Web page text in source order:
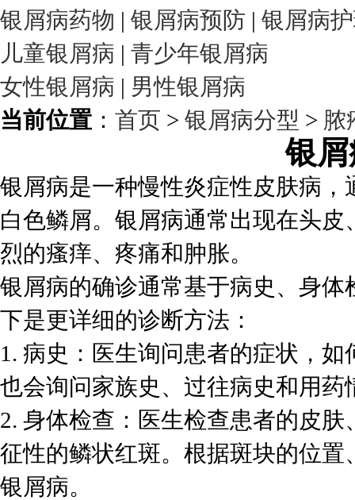
银屑病药物 | 银屑病预防 | 银屑病
儿童银屑病 | 青少年银屑病
女性银屑病 | 男性银屑病
当前位置 ： 首页 > 银屑病分型 > 脓
银
银屑病是一种慢性炎症性皮肤病
白色鳞屑。银屑病通常出现在头
烈的瘙痒、疼痛和肿胀。
银屑病的确诊通常基于病史、身
下是更详细的诊断方法：
1. 病史：医生询问患者的症状，
也会询问家族史、过往病史和用药
2. 身体检查：医生检查患者的皮
征性的鳞状红斑。根据斑块的位
银屑病。